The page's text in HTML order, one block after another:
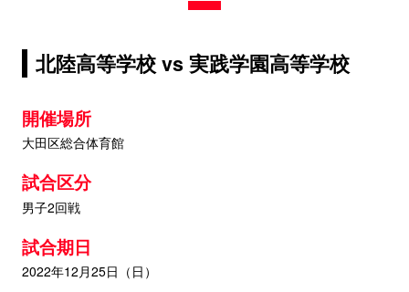
北陸高等学校 vs 実践学園高等学校
開催場所
大田区総合体育館
試合区分
男子2回戦
試合期日
2022年12月25日（日）